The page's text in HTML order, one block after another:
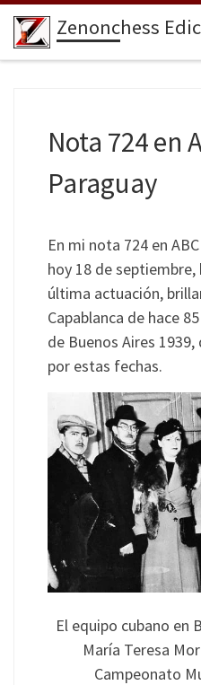
Saltar al contenido
Zenonchess
Nota 724 en
Paraguay
En mi nota 724 en
hoy 18 de
última actuación,
Capablanca de hace
de Buenos Aires
por estas fechas.
El equipo cubano en
María Teresa
Campeonato